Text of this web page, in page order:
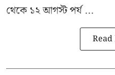
থেকে ১২ আগস্ট পর্য ...